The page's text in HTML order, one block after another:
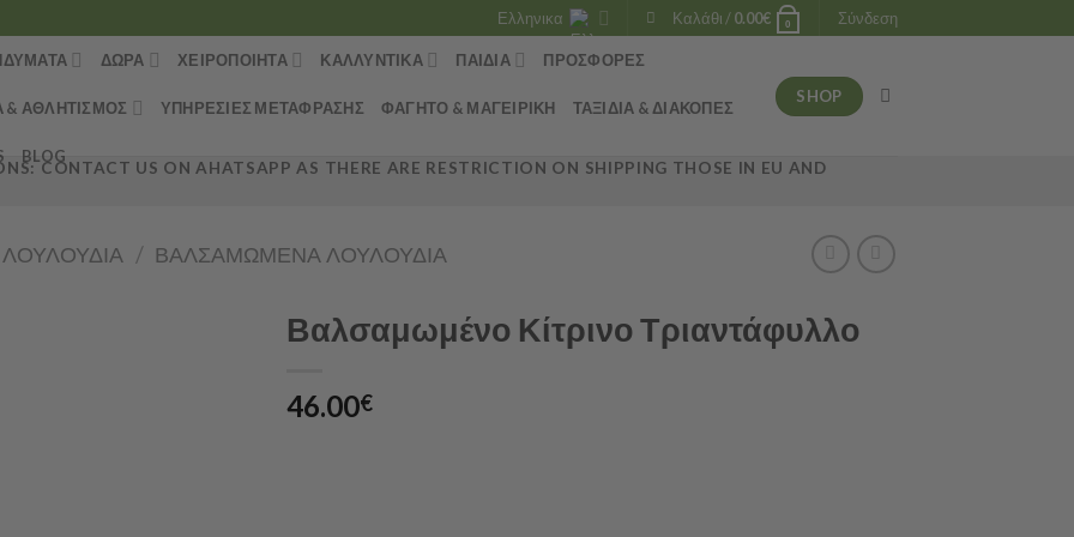
Ελληνικα Καλάθι /0.00€ 0 Σύνδεση
ΔΏΡΑ ΧΕΙΡΟΠΟΊΗΤΑ ΚΑΛΛΥΝΤΙΚΆ ΠΑΙΔΙΆ ΠΡΟΣΦΟΡΈΣ
& ΑΘΛΗΤΙΣΜΌΣ ΥΠΗΡΕΣΊΕΣ ΜΕΤΆΦΡΑΣΗΣ ΦΑΓΗΤΌ & ΜΑΓΕΙΡΙΚΉ ΤΑΞΊΔΙΑ & ΔΙΑΚΟΠΈΣ
BLOG
SHOP
CONTACT US ON AHATSAPP AS THERE ARE RESTRICTION ON SHIPPING THOSE IN EU AND
/ ΒΑΛΣΑΜΩΜΈΝΑ ΛΟΥΛΟΎΔΙΑ
Βαλσαμωμένο Κίτρινο Τριαντάφυλλο
46.00€